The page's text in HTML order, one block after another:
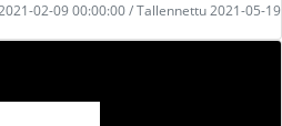
02-09 00:00:00 / Tallennettu 2021-05-19